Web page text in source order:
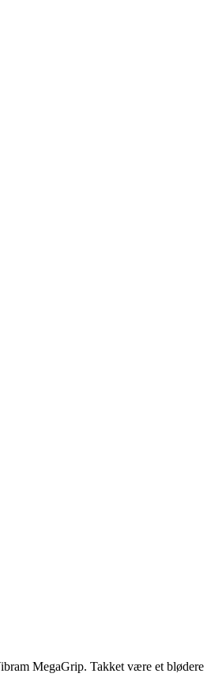
MegaGrip. Takket være et blødere